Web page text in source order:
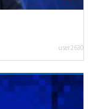
user2630